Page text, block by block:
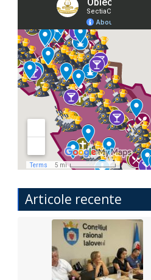
Articole recente